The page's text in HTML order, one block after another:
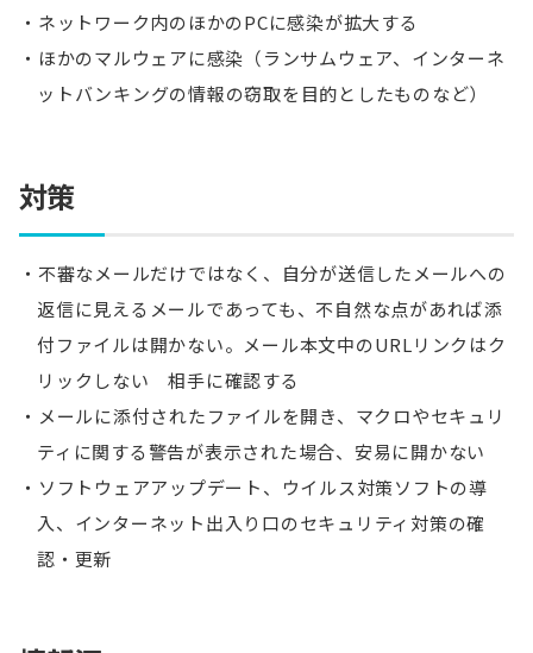
ネットワーク内のほかのPCに感染が拡大する
ほかのマルウェアに感染（ランサムウェア、インターネ
ットバンキングの情報の窃取を目的としたものなど）
対策
不審なメールだけではなく、自分が送信したメールへの
返信に見えるメールであっても、不自然な点があれば添
付ファイルは開かない。メール本文中のURLリンクはク
リックしない 相手に確認する
メールに添付されたファイルを開き、マクロやセキュリ
ティに関する警告が表示された場合、安易に開かない
ソフトウェアアップデート、ウイルス対策ソフトの導
入、インターネット出入り口のセキュリティ対策の確
認・更新